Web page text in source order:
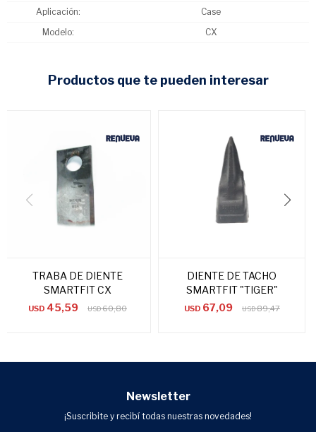
Aplicación
Case
Modelo
CX
productos que te pueden interesar
TRABA DE DIENTE
SMARTFIT CX
USD 45,59 USD60,80
DIENTE DE TACHO
SMARTFIT "TIGER"
USD 67,09 USD89,47
Newsletter
¡Suscribite y recibí todas nuestras novedades!